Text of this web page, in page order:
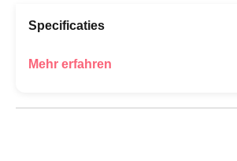
Specificaties
Mehr erfahren